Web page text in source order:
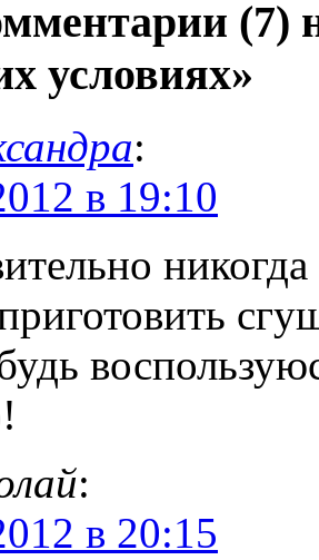
(7)
условиях»
:
в 19:10
:
в 20:15